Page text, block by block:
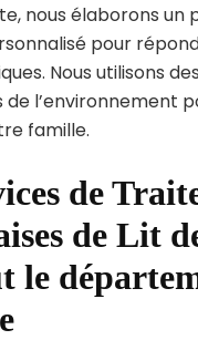
nous élaborons un
pour
Nous utilisons
de l’environnement
famille.
de
de Lit
le